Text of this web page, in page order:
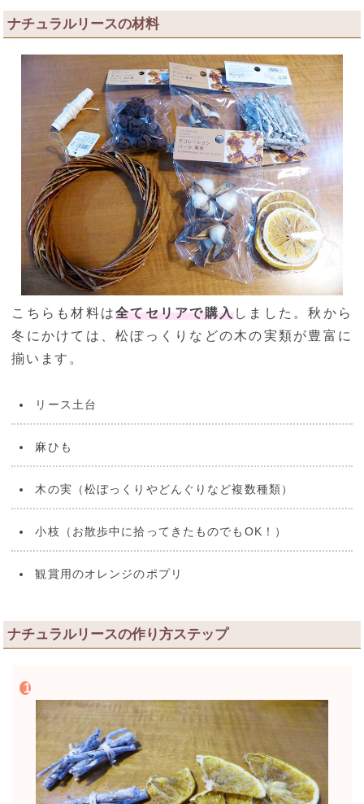
ナチュラルリースの材料
こちらも材料は全てセリアで購入しました。秋から
冬にかけては、松ぼっくりなどの木の実類が豊富に
揃います。
リース土台
麻ひも
木の実（松ぼっくりやどんぐりなど複数種類）
小枝（お散歩中に拾ってきたものでもOK！）
観賞用のオレンジのポプリ
ナチュラルリースの作り方ステップ